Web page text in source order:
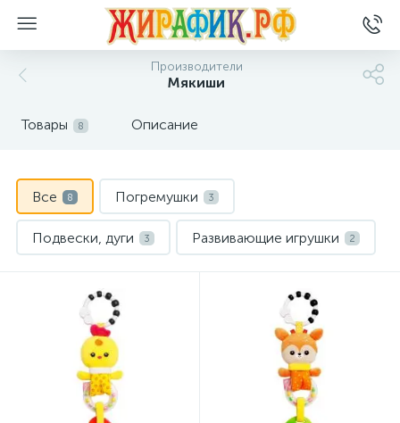
Производители
Мякиши
Товары 8 Описание
Все 8 Погремушки 3
Подвески, дуги 3 Развивающие игрушки 2